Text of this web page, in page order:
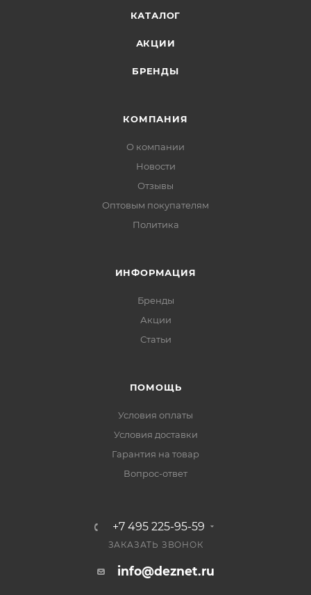
КАТАЛОГ
АКЦИИ
БРЕНДЫ
КОМПАНИЯ
О компании
Новости
Отзывы
Оптовым покупателям
Политика
ИНФОРМАЦИЯ
Бренды
Акции
Статьи
ПОМОЩЬ
Условия оплаты
Условия доставки
Гарантия на товар
Вопрос-ответ
+7 495 225-95-59
ЗАКАЗАТЬ ЗВОНОК
info@deznet.ru